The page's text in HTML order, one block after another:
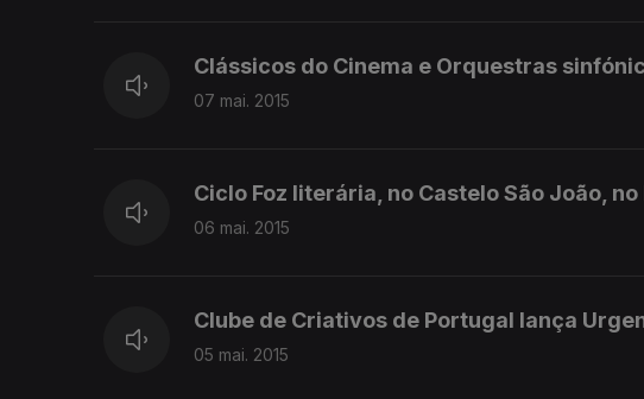
Clássicos do Cinema e Orquestras
07 mai. 2015
Ciclo Foz literária, no Castelo São João, no
06 mai. 2015
Clube de Criativos de Portugal lança
05 mai. 2015